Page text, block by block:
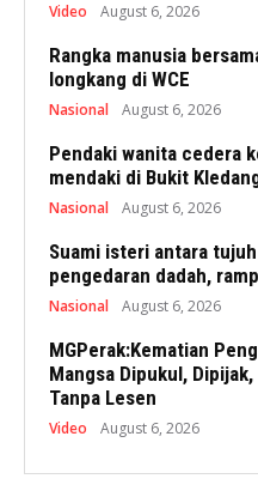
Video August 6, 2026
Rangka manusia
longkang di WCE
Nasional August 6, 2026
Pendaki wanita cedera
mendaki di Bukit
Nasional August 6, 2026
Suami isteri antara
pengedaran dadah,
Nasional August 6, 2026
MGPerak:Kematian
Mangsa Dipukul,
Tanpa Lesen
Video August 6, 2026